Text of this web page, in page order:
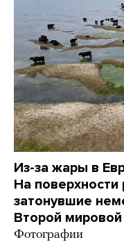
Из-за жары в
На поверхности
затонувшие
Второй мировой
Фотографии